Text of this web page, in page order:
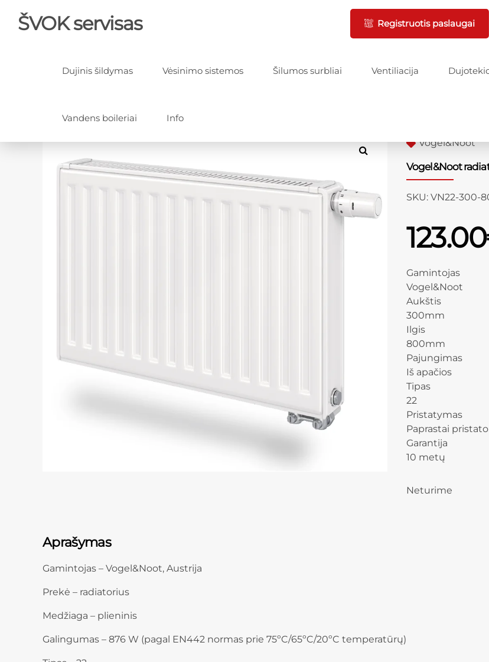
ŠVOK servisas Registruotis paslaugai
Dujinis šildymas Vėsinimo sistemos Šilumos surbliai Ventiliacija
Vandens boileriai Info
Vogel&Noot
Vogel&Noot
SKU: VN22-300-
123.00
Gamintojas
Vogel&Noot
Aukštis
300mm
Ilgis
800mm
Pajungimas
Iš apačios
Tipas
22
Pristatymas
Paprastai
Garantija
10 metų
Neturime
Aprašymas
Gamintojas – Vogel&Noot, Austrija
Prekė – radiatorius
Medžiaga – plieninis
Galingumas – 876 W (pagal EN442 normas prie 75ºC/65ºC/20ºC temperatūrų)